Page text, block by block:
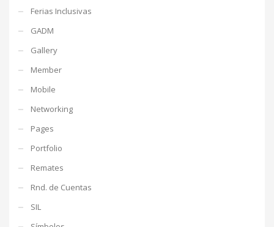
Ferias Inclusivas
GADM
Gallery
Member
Mobile
Networking
Pages
Portfolio
Remates
Rnd. de Cuentas
SIL